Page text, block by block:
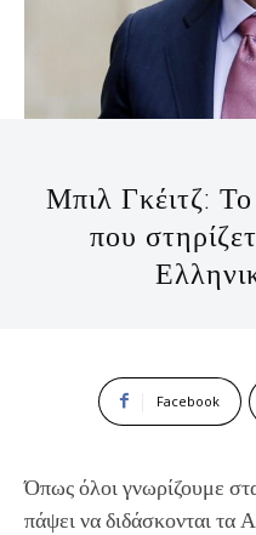
Μπιλ Γκέιτζ:
που
Facebook
Όπως όλοι γνωρίζουμε
πάψει να διδάσκονται τα